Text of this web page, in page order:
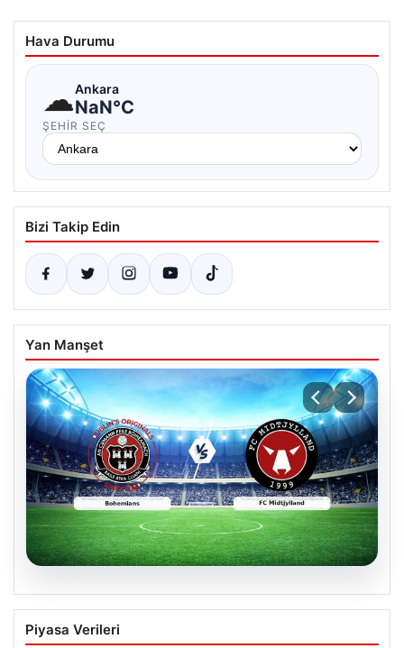
Hava Durumu
☁Ankara
NaN°C
ŞEHIR SEÇ
Bizi Takip Edin
Yan Manşet
06.08.2026
CANLI | Bohemians – FC Midtjylland
Maç Detayları ve Canlı Yayın Bilgileri
Piyasa Verileri